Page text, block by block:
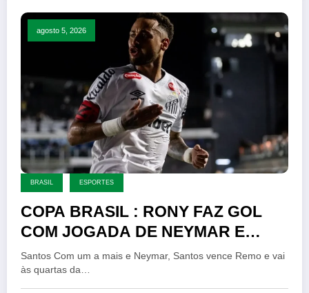
agosto 5, 2026
BRASIL ESPORTES
COPA BRASIL : RONY FAZ GOL
COM JOGADA DE NEYMAR E
SANTOS ELIMINDO REMO
Santos Com um a mais e Neymar, Santos vence Remo e vai
às quartas da…